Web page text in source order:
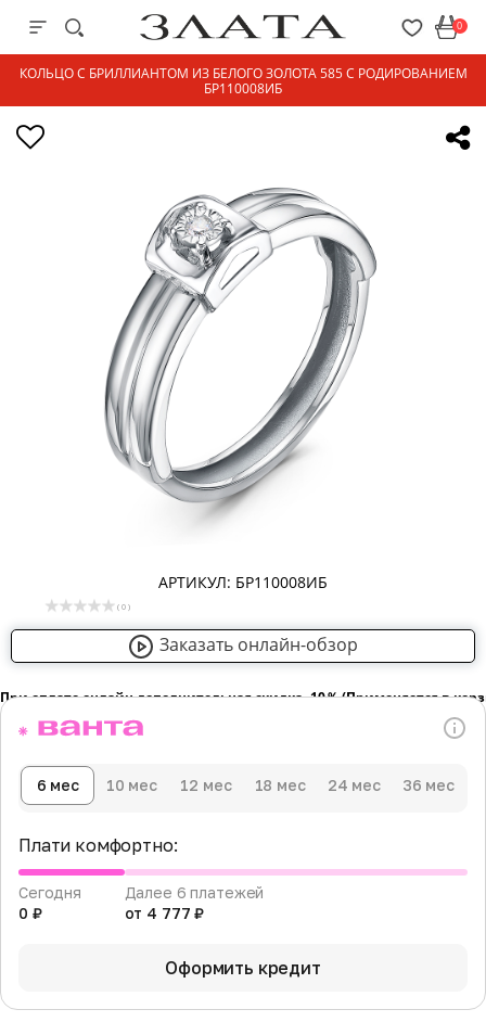
0
КОЛЬЦО С БРИЛЛИАНТОМ ИЗ БЕЛОГО ЗОЛОТА 585 С РОДИРОВАНИЕМ
БР110008ИБ
АРТИКУЛ: БР110008ИБ
( 0 )
Заказать онлайн-обзор
При оплате онлайн дополнительная скидка -10％ (Применяется в
6 мес 10 мес 12 мес 18 мес 24 мес 36 мес
Плати комфортно:
Сегодня
0 ₽
Далее 6 платежей
от 4 777 ₽
Оформить кредит